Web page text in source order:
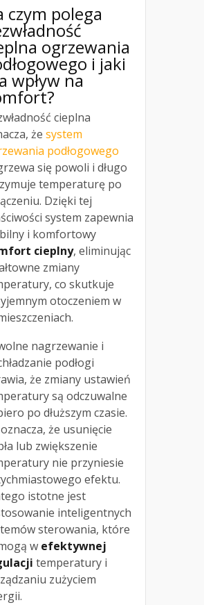
czym polega
ogrzewania
i jaki
wpływ na
cieplna
że system
podłogowego
się powoli i długo
temperaturę po
Dzięki tej
system zapewnia
i komfortowy
cieplny, eliminując
zmiany
co skutkuje
otoczeniem w
nagrzewanie i
podłogi
że zmiany ustawień
są odczuwalne
po dłuższym czasie.
że usunięcie
lub zwiększenie
nie przyniesie
efektu.
istotne jest
inteligentnych
sterowania, które
w efektywnej
temperatury i
zużyciem